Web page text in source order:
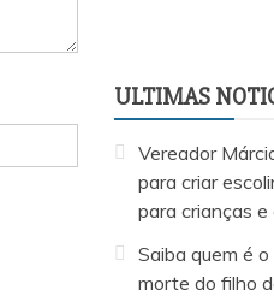
ULTIMAS
Vereador
para criar
para crianças
Saiba quem é
morte do filho